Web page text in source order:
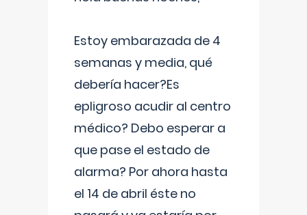
Estoy embarazada de 4
semanas y media, qué
debería hacer?Es
epligroso acudir al centro
médico? Debo esperar a
que pase el estado de
alarma? Por ahora hasta
el 14 de abril éste no